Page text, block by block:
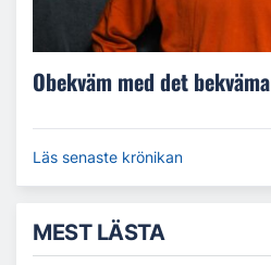
Obekväm med det bekväma
Läs senaste krönikan
MEST LÄSTA